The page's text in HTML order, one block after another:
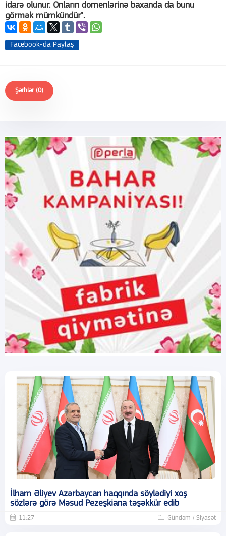
idarə olunur. Onların domenlərinə baxanda da bunu
görmək mümkündür".
Facebook-da Paylaş
Şərhlər (0)
İlham Əliyev Azərbaycan haqqında söylədiyi xoş
sözlərə görə Məsud Pezeşkiana təşəkkür edib
11:27 Gündəm / Siyasət